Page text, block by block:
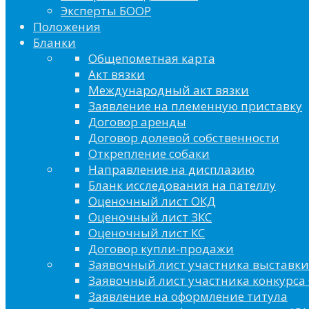
Эксперты БООР
Положения
Бланки
Общепометная карта
Акт вязки
Международный акт вязки
Заявление на племенную приставку
Договор аренды
Договор долевой собственности
Открепление собаки
Направление на дисплазию
Бланк исследования на пателлу
Оценочный лист ОКД
Оценочный лист ЗКС
Оценочный лист КС
Договор купли-продажи
Заявочный лист участника выставки
Заявочный лист участника конкурса
Заявление на оформление титула